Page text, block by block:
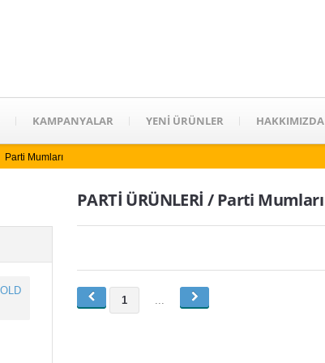
KAMPANYALAR YENİ ÜRÜNLER HAKKIMIZDA
Parti Mumları
PARTİ ÜRÜNLERİ / Parti Mumları
1 ...